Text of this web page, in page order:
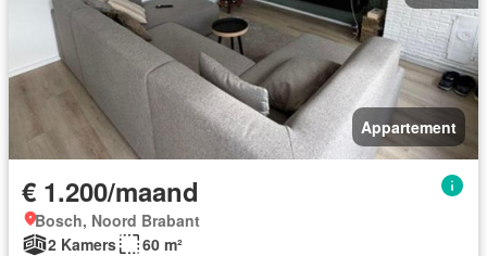
Appartement
€ 1.200/maand
Bosch, Noord Brabant
2 Kamers
60 m²